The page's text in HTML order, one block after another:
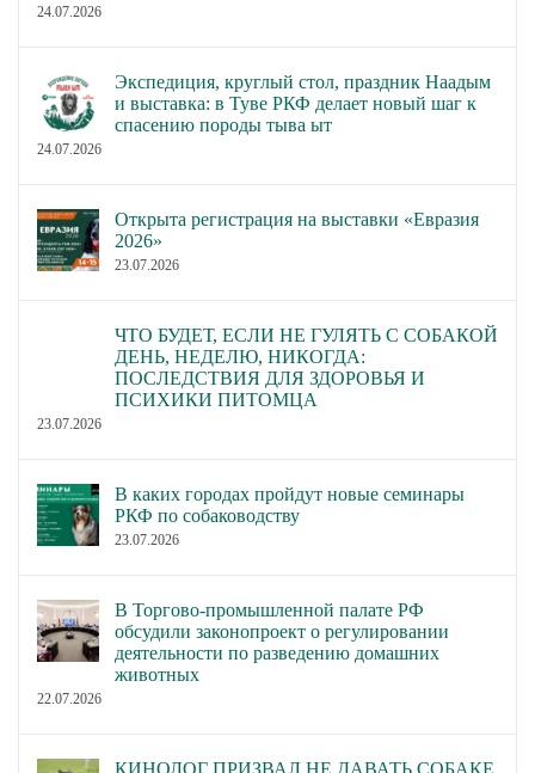
24.07.2026
Экспедиция, круглый стол, праздник Наадым
и выставка: в Туве РКФ делает новый шаг к
спасению породы тыва ыт
24.07.2026
Открыта регистрация на выставки «Евразия
2026»
23.07.2026
ЧТО БУДЕТ, ЕСЛИ НЕ ГУЛЯТЬ С СОБАКОЙ
ДЕНЬ, НЕДЕЛЮ, НИКОГДА:
ПОСЛЕДСТВИЯ ДЛЯ ЗДОРОВЬЯ И
ПСИХИКИ ПИТОМЦА
23.07.2026
В каких городах пройдут новые семинары
РКФ по собаководству
23.07.2026
В Торгово-промышленной палате РФ
обсудили законопроект о регулировании
деятельности по разведению домашних
животных
22.07.2026